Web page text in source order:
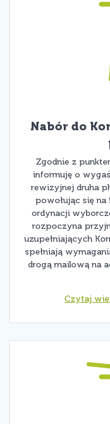
Nabór do
Zgodnie z
informuję o
rewizyjnej druha
powołując się
ordynacji
rozpoczyna
uzupełniających
spełniają
drogą mailową na